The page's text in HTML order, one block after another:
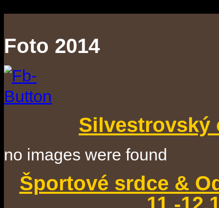
Foto 2014
Silvestrovský
no images were found
Športové srdce &